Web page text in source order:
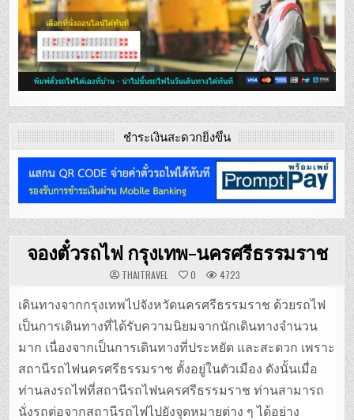
ชำระเงินสะดวกยิ่งขึ้น
จองตั๋วรถไฟ กรุงเทพ-นครศรีธรรมราช
THAITRAVEL 0 4723
เดินทางจากกรุงเทพไปจังหวัดนครศรีธรรมราช ด้วยรถไฟ
เป็นการเดินทางที่ได้รับความนิยมจากนักเดินทางจำนวน
มาก เนื่องจากเป็นการเดินทางที่ประหยัด และสะดวก เพราะ
สถานีรถไฟนครศรีธรรมราช ตั้งอยู่ในตัวเมือง ดังนั้นเมื่อ
ท่านลงรถไฟที่สถานีรถไฟนครศรีธรรมราช ท่านสามารถ
นั่งรถต่อจากสถานีรถไฟไปยังจุดหมายต่าง ๆ ได้อย่าง